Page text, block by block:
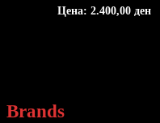
Цена: 2.400,00 ден
Brands